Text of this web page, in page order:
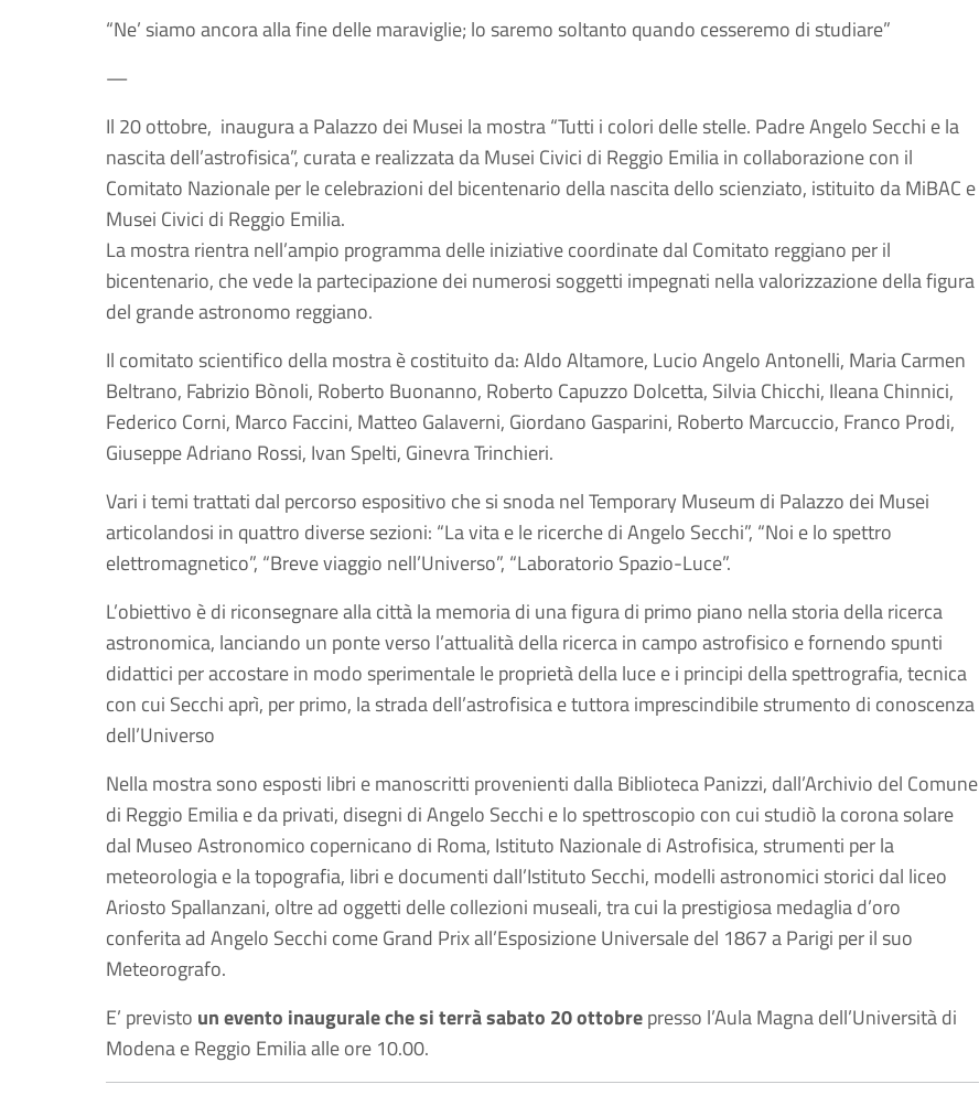
“Ne’ siamo ancora alla fine delle maraviglie; lo saremo soltanto quando cesseremo di studiare”
—
Il 20 ottobre, inaugura a Palazzo dei Musei la mostra “Tutti i colori delle stelle. Padre Angelo Secchi e la
nascita dell’astrofisica”, curata e realizzata da Musei Civici di Reggio Emilia in collaborazione con il
Comitato Nazionale per le celebrazioni del bicentenario della nascita dello scienziato, istituito da MiBAC e
Musei Civici di Reggio Emilia.
La mostra rientra nell’ampio programma delle iniziative coordinate dal Comitato reggiano per il
bicentenario, che vede la partecipazione dei numerosi soggetti impegnati nella valorizzazione della figura
del grande astronomo reggiano.
Il comitato scientifico della mostra è costituito da: Aldo Altamore, Lucio Angelo Antonelli, Maria Carmen
Beltrano, Fabrizio Bònoli, Roberto Buonanno, Roberto Capuzzo Dolcetta, Silvia Chicchi, Ileana Chinnici,
Federico Corni, Marco Faccini, Matteo Galaverni, Giordano Gasparini, Roberto Marcuccio, Franco Prodi,
Giuseppe Adriano Rossi, Ivan Spelti, Ginevra Trinchieri.
Vari i temi trattati dal percorso espositivo che si snoda nel Temporary Museum di Palazzo dei Musei
articolandosi in quattro diverse sezioni: “La vita e le ricerche di Angelo Secchi”, “Noi e lo spettro
elettromagnetico”, “Breve viaggio nell’Universo”, “Laboratorio Spazio-Luce”.
L’obiettivo è di riconsegnare alla città la memoria di una figura di primo piano nella storia della ricerca
astronomica, lanciando un ponte verso l’attualità della ricerca in campo astrofisico e fornendo spunti
didattici per accostare in modo sperimentale le proprietà della luce e i principi della spettrografia, tecnica
con cui Secchi aprì, per primo, la strada dell’astrofisica e tuttora imprescindibile strumento di conoscenza
dell’Universo
Nella mostra sono esposti libri e manoscritti provenienti dalla Biblioteca Panizzi, dall’Archivio del Comune
di Reggio Emilia e da privati, disegni di Angelo Secchi e lo spettroscopio con cui studiò la corona solare
dal Museo Astronomico copernicano di Roma, Istituto Nazionale di Astrofisica, strumenti per la
meteorologia e la topografia, libri e documenti dall’Istituto Secchi, modelli astronomici storici dal liceo
Ariosto Spallanzani, oltre ad oggetti delle collezioni museali, tra cui la prestigiosa medaglia d’oro
conferita ad Angelo Secchi come Grand Prix all’Esposizione Universale del 1867 a Parigi per il suo
Meteorografo.
E’ previsto un evento inaugurale che si terrà sabato 20 ottobrepresso l’Aula Magna dell’Università di
Modena e Reggio Emilia alle ore 10.00.